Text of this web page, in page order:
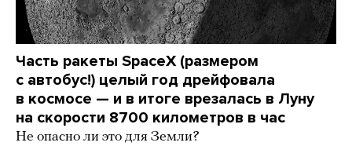
Часть ракеты SpaceX (размером
с автобус!) целый год дрейфовала
в космосе — и в итоге врезалась в Луну
на скорости 8700 километров в час
Не опасно ли это для Земли?